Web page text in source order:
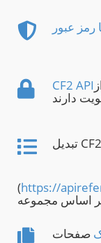
عبور
دارند
تبدیل CF2 [API explorer]
(https://